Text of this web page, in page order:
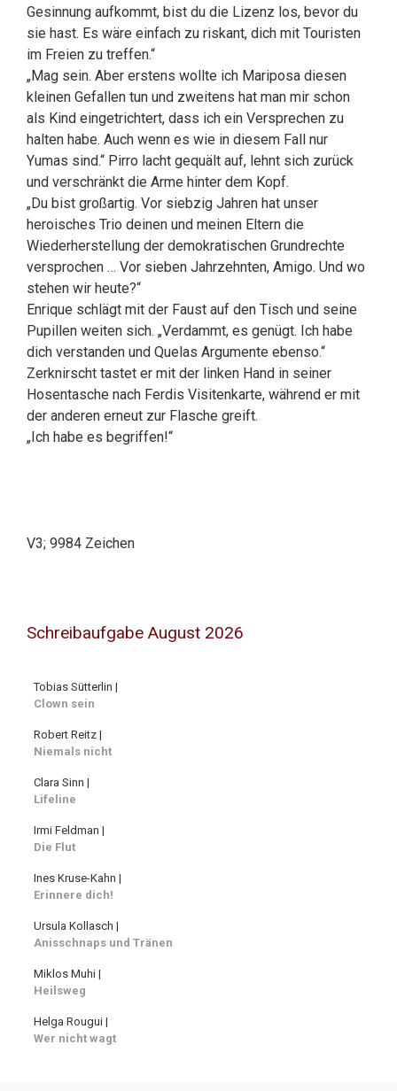
Gesinnung aufkommt, bist du die Lizenz los, bevor du
sie hast. Es wäre einfach zu riskant, dich mit Touristen
im Freien zu treffen.“
„Mag sein. Aber erstens wollte ich Mariposa diesen
kleinen Gefallen tun und zweitens hat man mir schon
als Kind eingetrichtert, dass ich ein Versprechen zu
halten habe. Auch wenn es wie in diesem Fall nur
Yumas sind.“ Pirro lacht gequält auf, lehnt sich zurück
und verschränkt die Arme hinter dem Kopf.
„Du bist großartig. Vor siebzig Jahren hat unser
heroisches Trio deinen und meinen Eltern die
Wiederherstellung der demokratischen Grundrechte
versprochen … Vor sieben Jahrzehnten, Amigo. Und wo
stehen wir heute?“
Enrique schlägt mit der Faust auf den Tisch und seine
Pupillen weiten sich. „Verdammt, es genügt. Ich habe
dich verstanden und Quelas Argumente ebenso.“
Zerknirscht tastet er mit der linken Hand in seiner
Hosentasche nach Ferdis Visitenkarte, während er mit
der anderen erneut zur Flasche greift.
„Ich habe es begriffen!“
V3; 9984 Zeichen
Schreibaufgabe August 2026
Tobias Sütterlin |
Clown sein
Robert Reitz |
Niemals nicht
Clara Sinn |
Lifeline
Irmi Feldman |
Die Flut
Ines Kruse-Kahn |
Erinnere dich!
Ursula Kollasch |
Anisschnaps und Tränen
Miklos Muhi |
Heilsweg
Helga Rougui |
Wer nicht wagt